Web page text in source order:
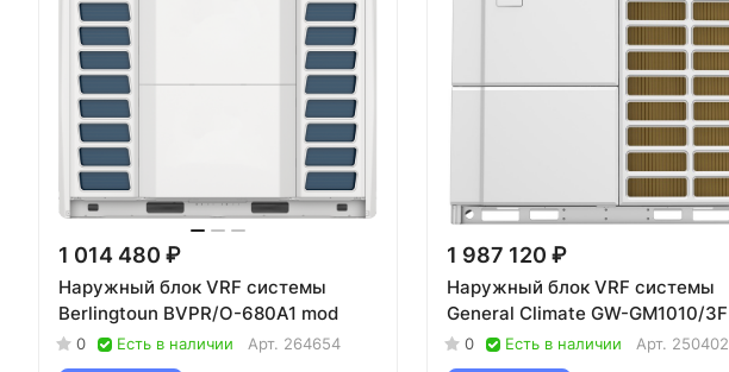
1 014 480 ₽
Наружный блок VRF системы
Berlingtoun BVPR/O-680A1 mod
0 Есть в наличии Арт. 264654
1 987 120 ₽
Наружный блок VRF системы
General Climate GW-GM1010/3F
0 Есть в наличии Арт. 250402